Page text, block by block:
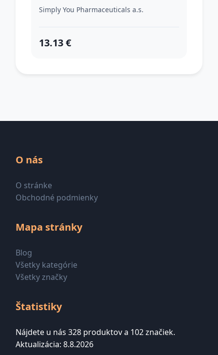
Simply You Pharmaceuticals a.s.
13.13 €
O nás
O stránke
Obchodné podmienky
Mapa stránky
Blog
Všetky kategórie
Všetky značky
Štatistiky
Nájdete u nás 328 produktov a 102 značiek.
Aktualizácia: 8.8.2026